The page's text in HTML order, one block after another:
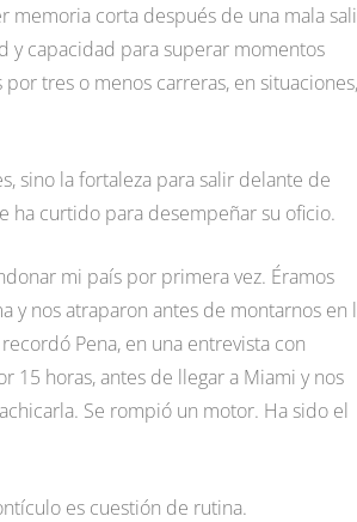
memoria corta después de una mala
y capacidad para superar momentos
tres o menos carreras, en situaciones,
sino la fortaleza para salir delante de
ha curtido para desempeñar su oficio.
mi país por primera vez. Éramos
y nos atraparon antes de montarnos en
Pena, en una entrevista con
15 horas, antes de llegar a Miami y nos
Se rompió un motor. Ha sido el
es cuestión de rutina.